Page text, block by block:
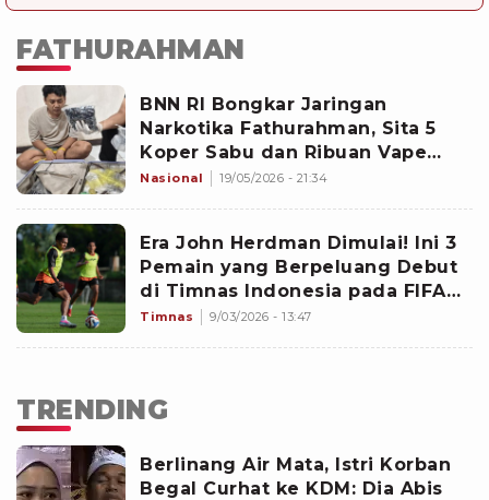
FATHURAHMAN
BNN RI Bongkar Jaringan
Narkotika Fathurahman, Sita 5
Koper Sabu dan Ribuan Vape
Etomidate
Nasional 19/05/2026 - 21:34
Era John Herdman Dimulai! Ini 3
Pemain yang Berpeluang Debut
di Timnas Indonesia pada FIFA
Series 2026 â
Timnas 9/03/2026 - 13:47
TRENDING
Berlinang Air Mata, Istri Korban
Begal Curhat ke KDM: Dia Abis